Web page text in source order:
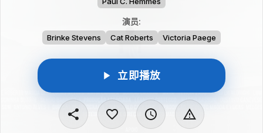
演员:
Brinke Stevens Cat Roberts Victoria Paege
立即播放